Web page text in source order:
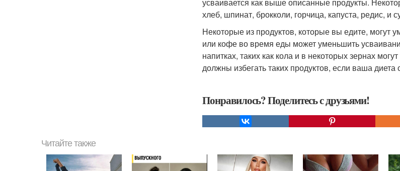
хлеб, шпинат, брокколи, горчица, капуста, редис, и
Некоторые из продуктов, которые вы едите, могут
или кофе во время еды может уменьшить
напитках, таких как кола и в некоторых зернах
должны избегать таких продуктов, если ваша
Понравилось? Поделитесь с друзьями!
Читайте также